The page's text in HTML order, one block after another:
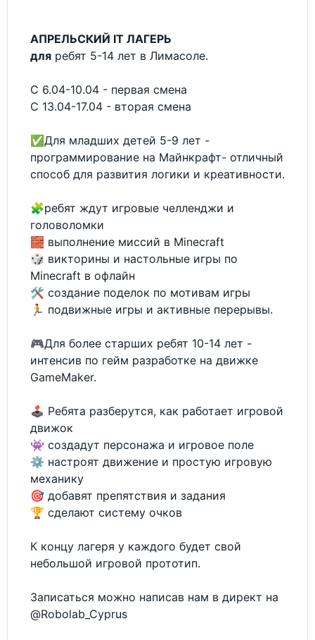
АПРЕЛЬСКИЙ IT ЛАГЕРЬ
для ребят 5-14 лет в Лимасоле.
С 6.04-10.04 - первая смена
С 13.04-17.04 - вторая смена
✅Для младших детей 5-9 лет -
программирование на Майнкрафт- отличный
способ для развития логики и креативности.
🧩ребят ждут игровые челленджи и
головоломки
🧱 выполнение миссий в Minecraft
🎲 викторины и настольные игры по
Minecraft в офлайн
🛠 создание поделок по мотивам игры
🏃 подвижные игры и активные перерывы.
🎮Для более старших ребят 10-14 лет -
интенсив по гейм разработке на движке
GameMaker.
🕹 Ребята разберутся, как работает игровой
движок
👾 создадут персонажа и игровое поле
⚙️ настроят движение и простую игровую
механику
🎯 добавят препятствия и задания
🏆 сделают систему очков
К концу лагеря у каждого будет свой
небольшой игровой прототип.
Записаться можно написав нам в директ на
@Robolab_Cyprus